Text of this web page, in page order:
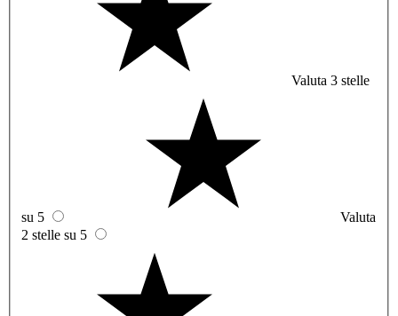
Valuta 3 stelle
su 5
Valuta
2 stelle su 5